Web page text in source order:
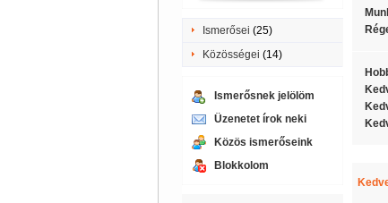
Ismerősei (25)
Közösségei (14)
Ismerősnek jelölöm
Üzenetet írok neki
Közös ismerőseink
Blokkolom